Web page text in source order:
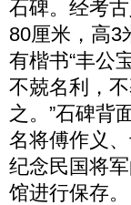
石碑。经考
80厘米，高3
有楷书“丰公
不兢名利，
之。”石碑背
名将傅作义
纪念民国将
馆进行保存。